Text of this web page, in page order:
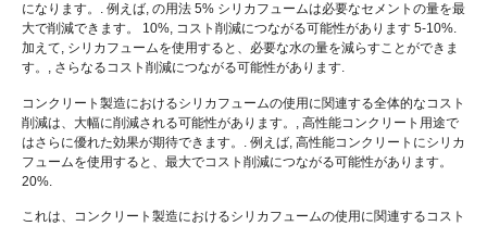
になります。. 例えば, の用法 5% シリカフュームは必要なセメントの量を最
大で削減できます。 10%, コスト削減につながる可能性があります 5-10%.
加えて, シリカフュームを使用すると、必要な水の量を減らすことができま
す。, さらなるコスト削減につながる可能性があります.
コンクリート製造におけるシリカフュームの使用に関連する全体的なコスト
削減は、大幅に削減される可能性があります。, 高性能コンクリート用途で
はさらに優れた効果が期待できます。. 例えば, 高性能コンクリートにシリカ
フュームを使用すると、最大でコスト削減につながる可能性があります。
20%.
これは、コンクリート製造におけるシリカフュームの使用に関連するコスト